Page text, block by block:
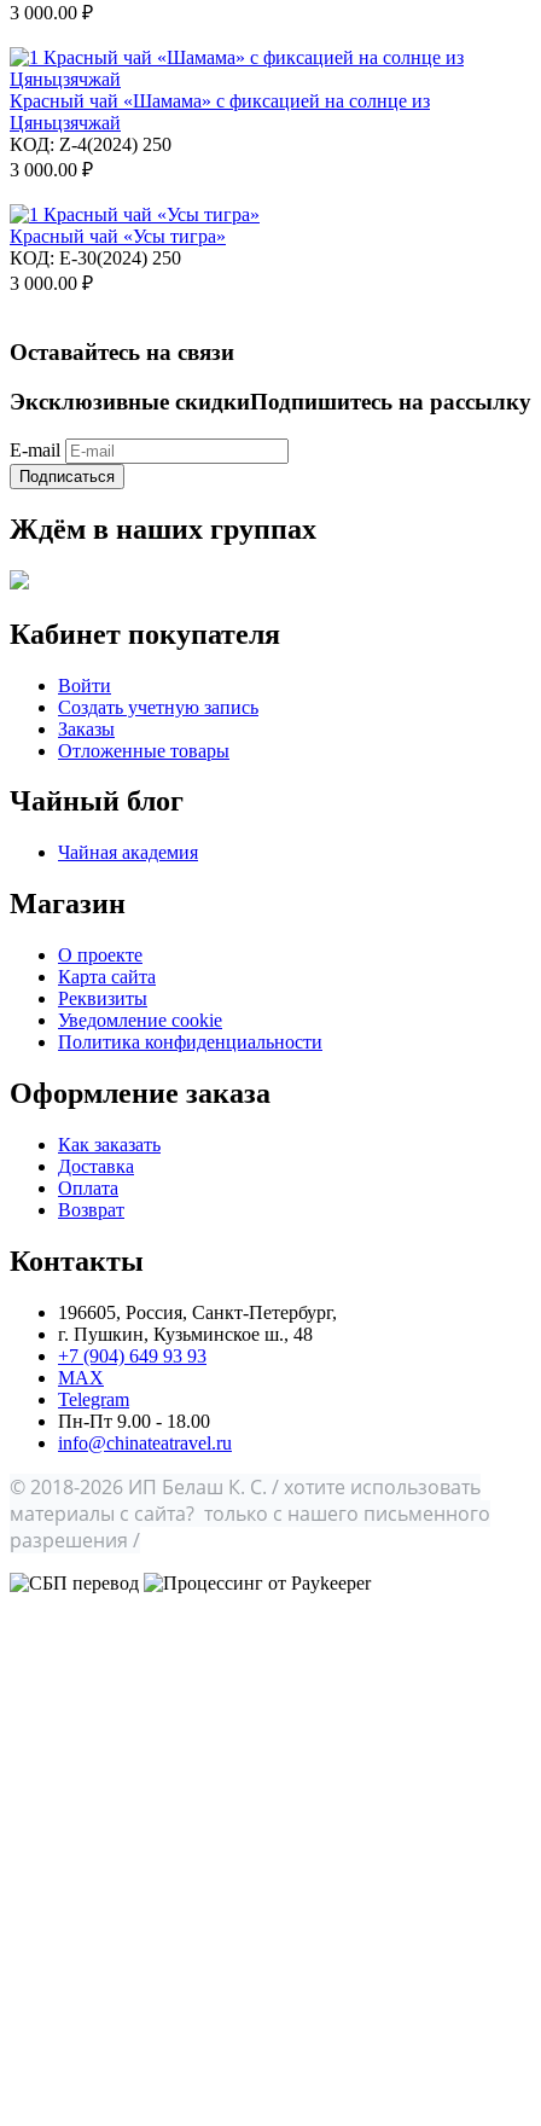
3 000.00 ₽
Красный чай «Шамама» с фиксацией на солнце из
Цяньцзячжай
КОД: Z-4(2024) 250
3 000.00 ₽
Красный чай «Усы тигра»
КОД: E-30(2024) 250
3 000.00 ₽
Оставайтесь на связи
Эксклюзивные скидкиПодпишитесь на рассылку
E-mail
Подписаться
Ждём в наших группах
Кабинет покупателя
Войти
Создать учетную запись
Заказы
Отложенные товары
Чайный блог
Чайная академия
Магазин
О проекте
Карта сайта
Реквизиты
Уведомление cookie
Политика конфиденциальности
Оформление заказа
Как заказать
Доставка
Оплата
Возврат
Контакты
196605, Россия, Санкт-Петербург,
г. Пушкин, Кузьминское ш., 48
+7 (904) 649 93 93
MAX
Telegram
Пн-Пт 9.00 - 18.00
info@chinateatravel.ru
© 2018-2026 ИП Белаш К. С. / хотите использовать
материалы с сайта? только с нашего письменного
разрешения /